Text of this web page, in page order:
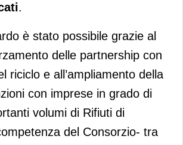
.
è stato possibile grazie al
delle partnership con
riciclo e all’ampliamento della
con imprese in grado di
volumi di Rifiuti di
del Consorzio- tra